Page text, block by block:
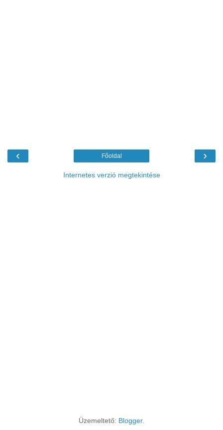
‹ ›
Főoldal
Internetes verzió megtekintése
Üzemeltető: Blogger.